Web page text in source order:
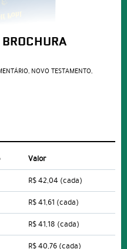
, NOVO TESTAMENTO,
Valor
R$ 42,04 (cada)
R$ 41,61 (cada)
R$ 41,18 (cada)
R$ 40,76 (cada)